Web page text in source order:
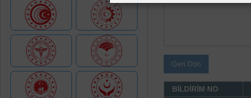
Geri Dön
BİLDİRİM NO